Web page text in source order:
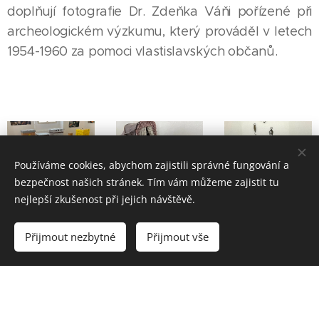
doplňují fotografie Dr. Zdeňka Váňi pořízené při
archeologickém výzkumu, který prováděl v letech
1954-1960 za pomoci vlastislavských občanů.
Používáme cookies, abychom zajistili správné fungování a
bezpečnost našich stránek. Tím vám můžeme zajistit tu
nejlepší zkušenost při jejich návštěvě.
Přijmout nezbytné Přijmout vše